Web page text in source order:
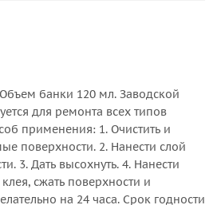
банки 120 мл. Заводской
для ремонта всех типов
применения: 1. Очистить и
поверхности. 2. Нанести слой
3. Дать высохнуть. 4. Нанести
сжать поверхности и
на 24 часа. Срок годности